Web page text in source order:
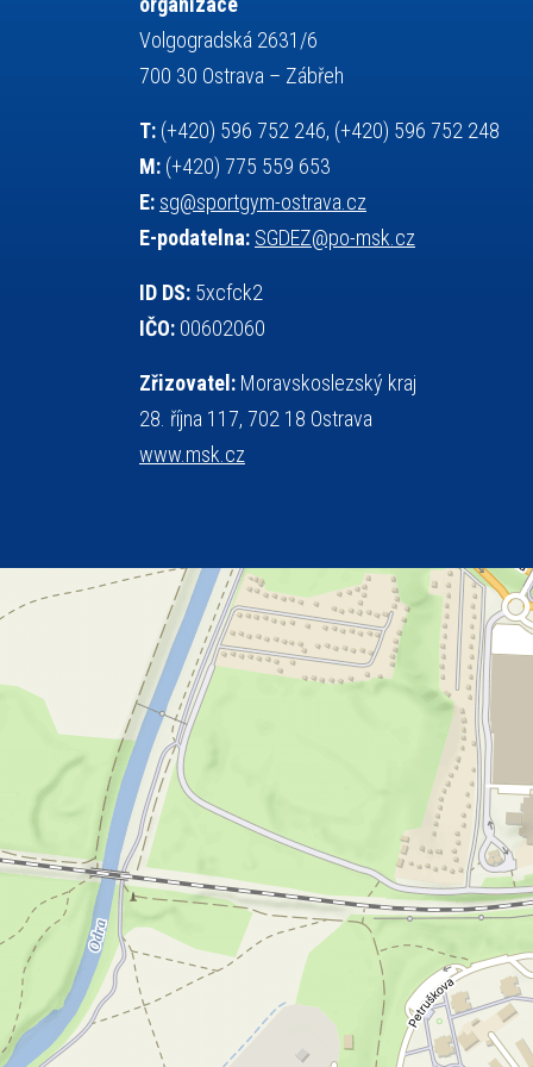
rychlobruslení
snowboarding
sportovní gymnastika sportovní lezení
squash stolní tenis
talentová zkouška
tanec
teorie sportovní přípravy
tělesná výchova
událost
volejbal
vzpírání
zeměpis základy společenských věd
zápas řeckořímský úřední deska
český jazyk
Volgogradská 2631/6
700 30 Ostrava – Zábřeh
T: (+420) 596 752 246, (+420) 596 752 248
M: (+420) 775 559 653
E: sg@sportgym-ostrava.cz
E-podatelna: SGDEZ@po-msk.cz
ID DS: 5xcfck2
IČO: 00602060
Zřizovatel: Moravskoslezský kraj
28. října 117, 702 18 Ostrava
www.msk.cz